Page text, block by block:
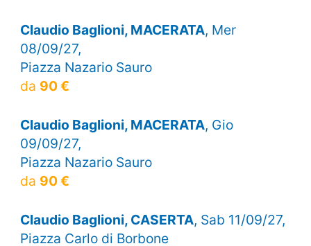
Claudio Baglioni, MACERATA, Mer
08/09/27,
Piazza Nazario Sauro
da 90 €
Claudio Baglioni, MACERATA, Gio
09/09/27,
Piazza Nazario Sauro
da 90 €
Claudio Baglioni, CASERTA, Sab 11/09/27,
Piazza Carlo di Borbone